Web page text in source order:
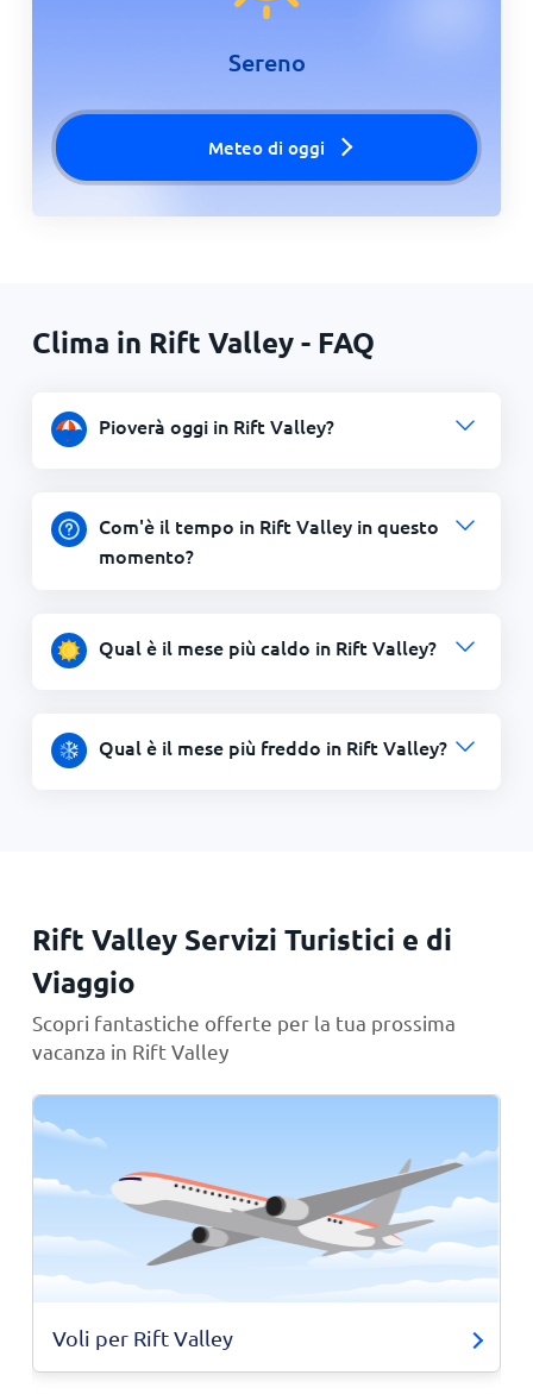
Sereno
Meteo di oggi
Clima in Rift Valley - FAQ
Pioverà oggi in Rift Valley?
Com'è il tempo in Rift Valley in questo
momento?
Qual è il mese più caldo in Rift Valley?
Qual è il mese più freddo in Rift Valley?
Rift Valley Servizi Turistici e di
Viaggio
Scopri fantastiche offerte per la tua prossima
vacanza in Rift Valley
Voli per Rift Valley